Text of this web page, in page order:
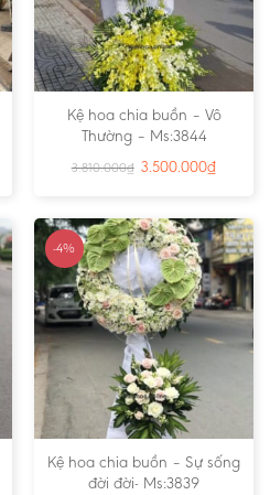
Kệ hoa chia buồn – Vô
Thường – Ms:3844
3.810.000₫ 3.500.000₫
-4%
Kệ hoa chia buồn – Sự sống
đời đời- Ms:3839